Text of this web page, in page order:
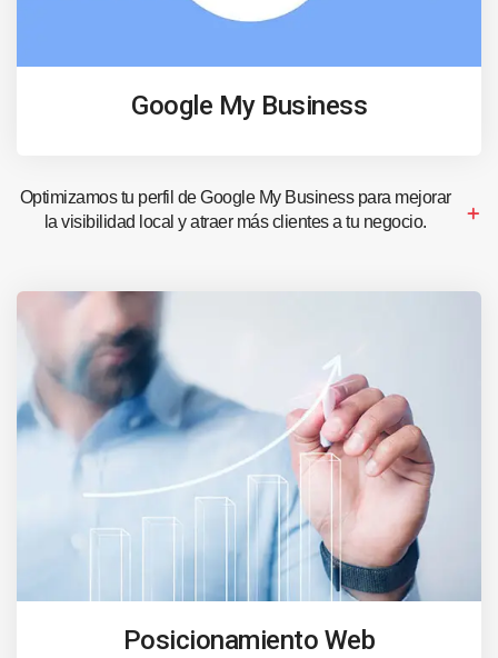
Google My Business
Optimizamos tu perfil de Google My Business para mejorar
la visibilidad local y atraer más clientes a tu negocio.
Posicionamiento Web